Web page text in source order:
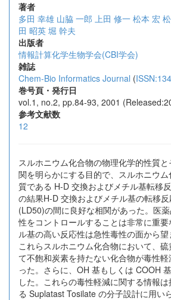
著者
多田 幸雄 山脇 一郎 上田 修一 松本 宏
田 昭英 堀 幹夫
出版者
情報計算化学生物学会(CBI学会)
雑誌
Chem-Bio Informatics Journal (
巻号頁・発行日
vol.1, no.2, pp.84-93, 2001
参考文献数
12
スルホニウム化合物の物理化学的性質
関を明らかにする目的で、スルホニウ
質である H-D 交換およびメチル基転移
の結果H-D 交換およびメチル基の転移
(LD50)の間に良好な相関があった。医
性をコントロールすることは非常に重
ル基の高い反応性は急性毒性の面から
これらスルホニウム化合物において、
て不飽和炭素を持たない化合物が毒性
った。さらに、OH 基もしくは COOH
した。これらの毒性軽減に関する情報
る Suplatast Tosilate の分子設計に用い